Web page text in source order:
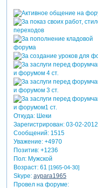
Откуда:Шеки
Зарегистрирован: 03-02-2012
Сообщений:1515
Уважение: +4970
Позитив: +1236
Пол:Мужской
Возраст:61 [1965-04-30]
Skype: aypara1965
Провел на форуме: